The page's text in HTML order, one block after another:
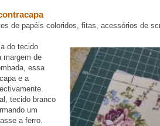
de papéis coloridos, fitas, acessórios de
do tecido
margem de
essa
e a
tecido branco
um
a ferro.